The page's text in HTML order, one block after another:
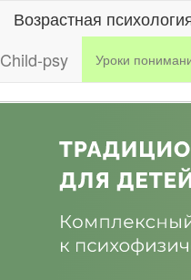
Возрастная
Child-psy
Уроки